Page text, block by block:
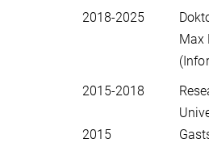
2018-2025
Max
2015-2018
2015